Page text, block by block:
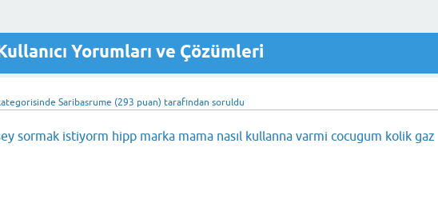
Yorumları ve Çözümleri
Saribasrume (293 puan) tarafından soruldu
sormak istiyorm hipp marka mama nasıl kullanna varmi cocugum kolik gaz